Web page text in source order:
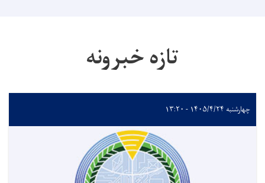
تازه خبرونه
چهارشنبه ۱۴۰۵/۴/۲۴ - ۱۳:۲۰